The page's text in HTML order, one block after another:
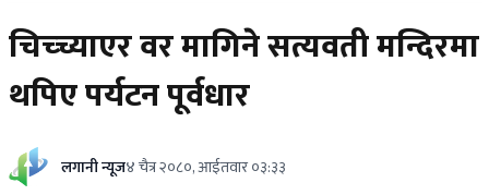
चिच्च्याएर वर मागिने सत्यवती मन्दिरमा
थपिए पर्यटन पूर्वधार
लगानी न्यूज४ चैत्र २०८०, आईतवार ०३:३३